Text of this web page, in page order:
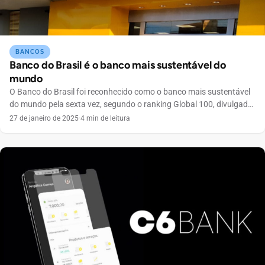
BANCOS
Banco do Brasil é o banco mais sustentável do
mundo
O Banco do Brasil foi reconhecido como o banco mais sustentável
do mundo pela sexta vez, segundo o ranking Global 100, divulgado
durante o Fórum Econômico Mundial em Davos, Suíça. Este
27 de janeiro de 2025·4 min de leitura